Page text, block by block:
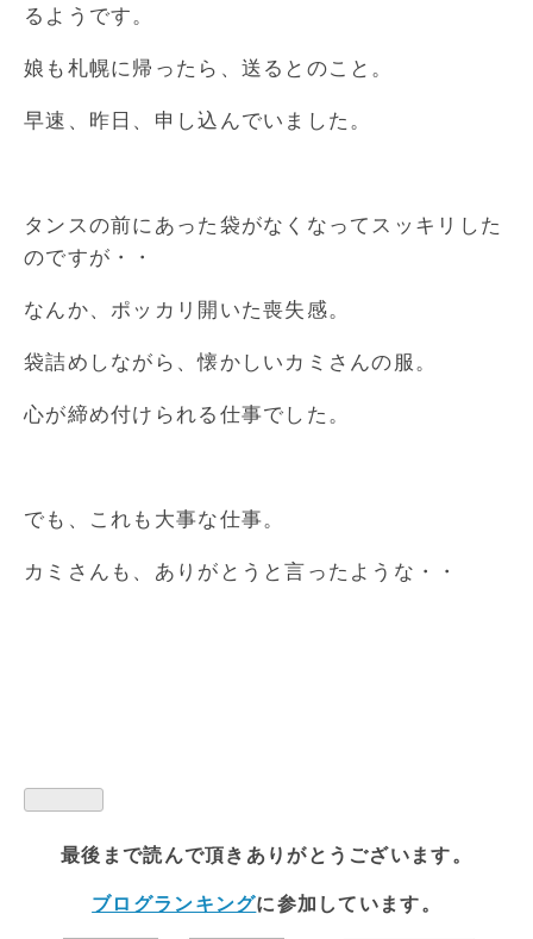
るようです。
娘も札幌に帰ったら、送るとのこと。
早速、昨日、申し込んでいました。
タンスの前にあった袋がなくなってスッキリした
のですが・・
なんか、ポッカリ開いた喪失感。
袋詰めしながら、懐かしいカミさんの服。
心が締め付けられる仕事でした。
でも、これも大事な仕事。
カミさんも、ありがとうと言ったような・・
最後まで読んで頂きありがとうございます。
ブログランキングに参加しています。